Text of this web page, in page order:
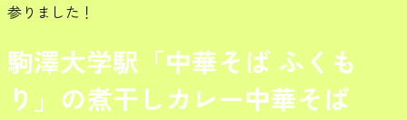
参りました！
駒澤大学駅「中華そば ふくも
り」の煮干しカレー中華そば